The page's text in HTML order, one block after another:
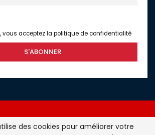
vous acceptez la politique de confidentialité
des cookies pour améliorer votre